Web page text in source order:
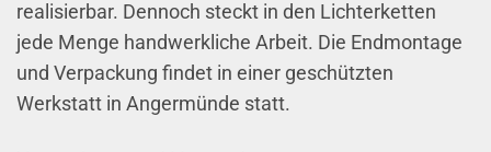
realisierbar. Dennoch steckt in den Lichterketten
jede Menge handwerkliche Arbeit. Die Endmontage
und Verpackung findet in einer geschützten
Werkstatt in Angermünde statt.